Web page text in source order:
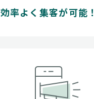
効率よく集客が可能！